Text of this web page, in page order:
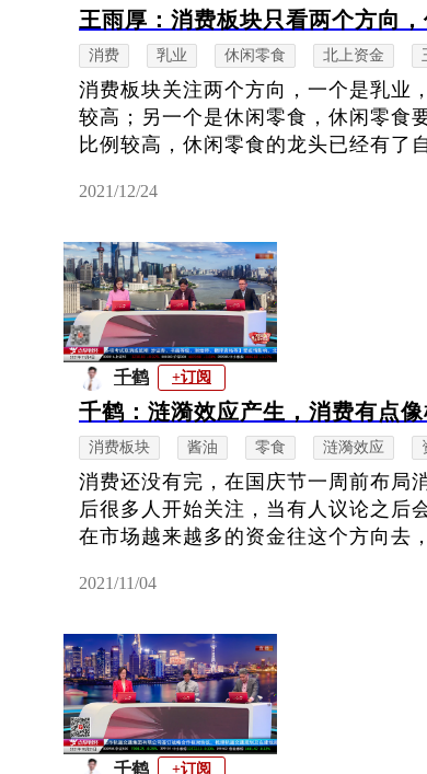
王雨厚：消费板块只看两个方向，
消费 乳业 休闲零食 北上资金
消费板块关注两个方向，一个是乳业
较高；另一个是休闲零食，休闲零食
比例较高，休闲零食的龙头已经有了
2021/12/24
千鹤 +订阅
千鹤：涟漪效应产生，消费有点像
消费板块 酱油 零食 涟漪效应
消费还没有完，在国庆节一周前布局
后很多人开始关注，当有人议论之后
在市场越来越多的资金往这个方向去
2021/11/04
千鹤 +订阅